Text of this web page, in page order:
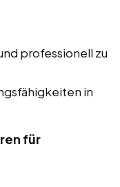
professionell zu
in
für